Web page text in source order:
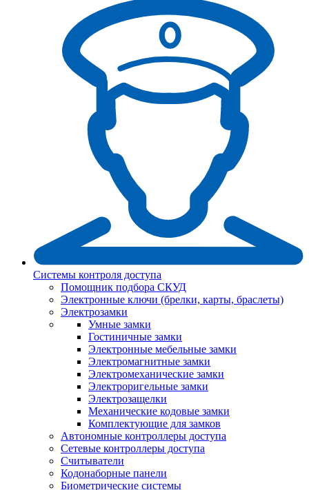
Системы контроля доступа
Помощник подбора СКУД
Электронные ключи (брелки, карты, браслеты)
Электрозамки
Умные замки
Гостиничные замки
Электронные мебельные замки
Электромагнитные замки
Электромеханические замки
Электроригельные замки
Электрозащелки
Механические кодовые замки
Комплектующие для замков
Автономные контроллеры доступа
Сетевые контроллеры доступа
Считыватели
Кодонаборные панели
Биометрические системы